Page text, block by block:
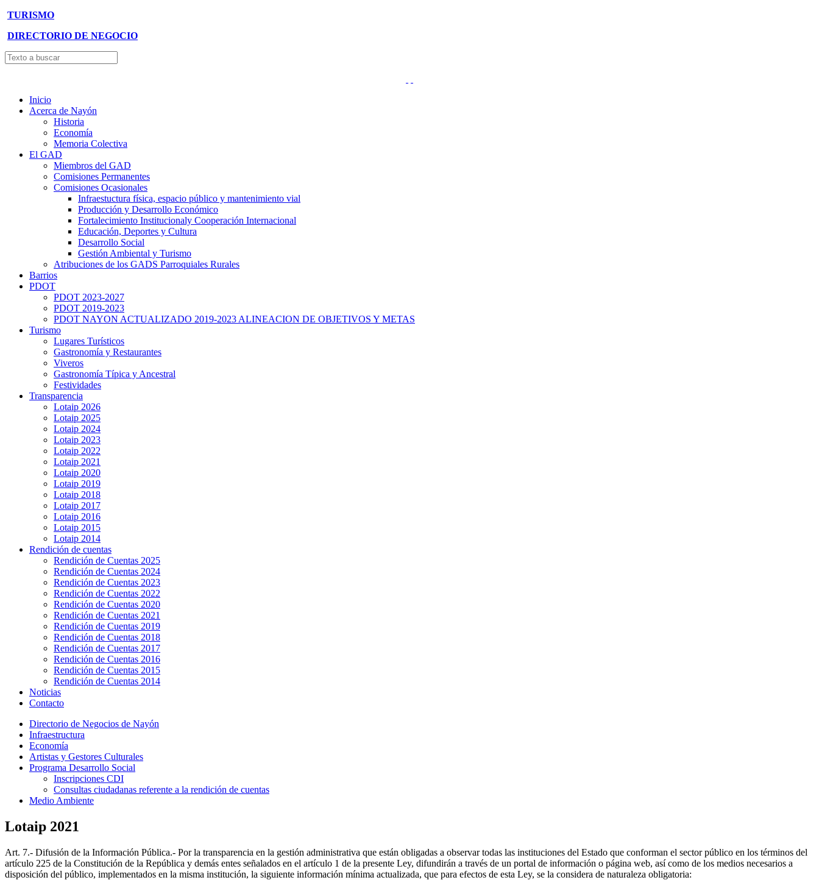
TURISMO
DIRECTORIO DE NEGOCIO
Inicio
Acerca de Nayón
Historia
Economía
Memoria Colectiva
El GAD
Miembros del GAD
Comisiones Permanentes
Comisiones Ocasionales
Infraestuctura física, espacio público y mantenimiento vial
Producción y Desarrollo Económico
Fortalecimiento Institucionaly Cooperación Internacional
Educación, Deportes y Cultura
Desarrollo Social
Gestión Ambiental y Turismo
Atribuciones de los GADS Parroquiales Rurales
Barrios
PDOT
PDOT 2023-2027
PDOT 2019-2023
PDOT NAYON ACTUALIZADO 2019-2023 ALINEACION DE OBJETIVOS Y METAS
Turismo
Lugares Turísticos
Gastronomía y Restaurantes
Viveros
Gastronomía Típica y Ancestral
Festividades
Transparencia
Lotaip 2026
Lotaip 2025
Lotaip 2024
Lotaip 2023
Lotaip 2022
Lotaip 2021
Lotaip 2020
Lotaip 2019
Lotaip 2018
Lotaip 2017
Lotaip 2016
Lotaip 2015
Lotaip 2014
Rendición de cuentas
Rendición de Cuentas 2025
Rendición de Cuentas 2024
Rendición de Cuentas 2023
Rendición de Cuentas 2022
Rendición de Cuentas 2020
Rendición de Cuentas 2021
Rendición de Cuentas 2019
Rendición de Cuentas 2018
Rendición de Cuentas 2017
Rendición de Cuentas 2016
Rendición de Cuentas 2015
Rendición de Cuentas 2014
Noticias
Contacto
Directorio de Negocios de Nayón
Infraestructura
Economía
Artistas y Gestores Culturales
Programa Desarrollo Social
Inscripciones CDI
Consultas ciudadanas referente a la rendición de cuentas
Medio Ambiente
Lotaip 2021
Art. 7.- Difusión de la Información Pública.- Por la transparencia en la gestión administrativa que están obligadas a observar todas las instituciones del Estado que conforman el sector público en los términos del
artículo 225 de la Constitución de la República y demás entes señalados en el artículo 1 de la presente Ley, difundirán a través de un portal de información o página web, así como de los medios necesarios a
disposición del público, implementados en la misma institución, la siguiente información mínima actualizada, que para efectos de esta Ley, se la considera de naturaleza obligatoria: